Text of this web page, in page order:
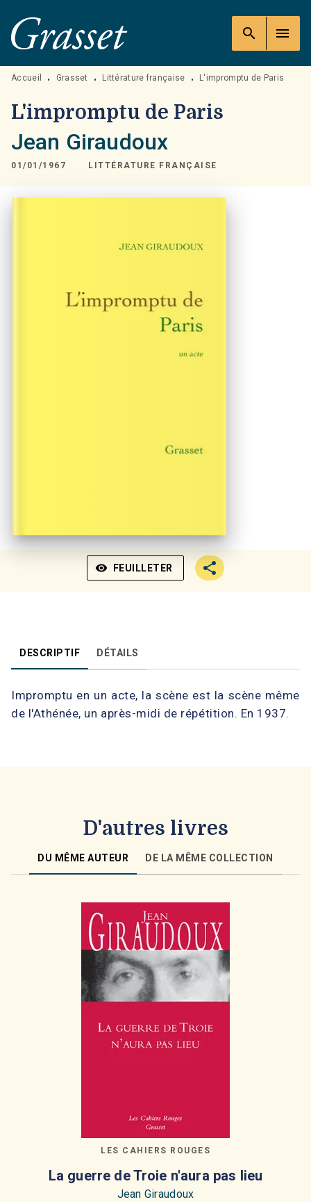
MENU RECHERCHE
PIED DE PAGE
search menu
Accueil • Grasset • Littérature française • L'impromptu de Paris
L'impromptu de Paris
Jean Giraudoux
01/01/1967 LITTÉRATURE FRANÇAISE
visibility FEUILLETER
DESCRIPTIF DÉTAILS
Impromptu en un acte, la scène est la scène même
de l'Athénée, un après-midi de répétition. En 1937.
D'autres livres
DU MÊME AUTEUR DE LA MÊME COLLECTION
LES CAHIERS ROUGES
La guerre de Troie n'aura pas lieu
Jean Giraudoux